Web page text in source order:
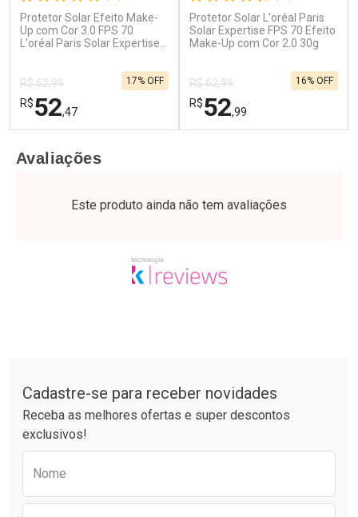
Ativar Desconto
Por R$ 64,79/cada
Comprar sem Desconto
Ativar Desconto
Por R$ 64,79/cada
Comprar sem Desconto
Protetor Solar Efeito Make-
Up com Cor 3.0 FPS 70
L'oréal Paris Solar Expertise
R$ 62,99
R$52,47
17% OFF
Laboratório
Ativar Desconto
Comprar sem Desconto
Por Menos
Comprar sem Desconto
Por R$ 52,47/cada
Protetor Solar L'oréal Paris
Solar Expertise FPS 70 Efeito
Make-Up com Cor 2.0 30g
R$ 62,99
R$52,99
16% OFF
Laboratório
Ativar Desconto
Comprar sem Desconto
Por Menos
Comprar sem Desconto
Avaliações
Este produto ainda não tem avaliações
Cadastre-se para receber novidades
Receba as melhores ofertas e super descontos
exclusivos!
Nome